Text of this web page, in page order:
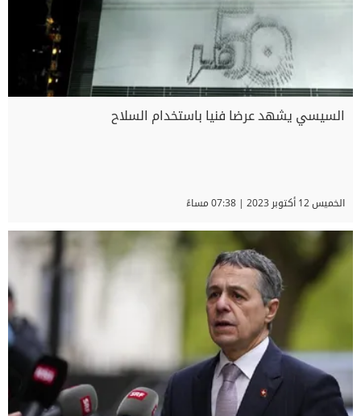
السيسي يشهد عرضا فنيا باستخدام السلاح
الخميس 12 أكتوبر 2023 | 07:38 مساءً